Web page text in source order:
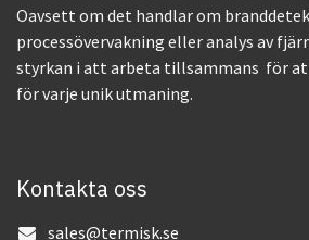
Oavsett om det handlar om
processövervakning eller analys av
styrkan i att arbeta tillsammans för
för varje unik utmaning.
Kontakta oss
sales@termisk.se